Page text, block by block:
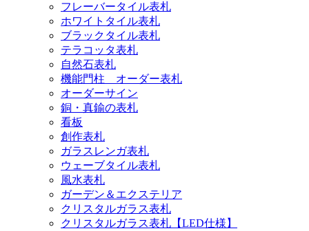
フレーバータイル表札
ホワイトタイル表札
ブラックタイル表札
テラコッタ表札
自然石表札
機能門柱 オーダー表札
オーダーサイン
銅・真鍮の表札
看板
創作表札
ガラスレンガ表札
ウェーブタイル表札
風水表札
ガーデン＆エクステリア
クリスタルガラス表札
クリスタルガラス表札【LED仕様】